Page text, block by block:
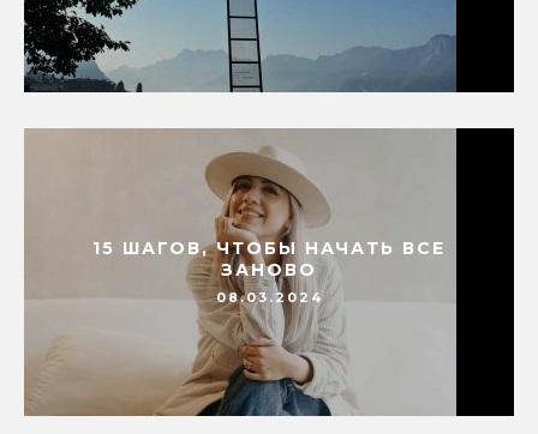
15 ШАГОВ, ЧТОБЫ НАЧАТЬ ВСЕ
ЗАНОВО
08.03.2024